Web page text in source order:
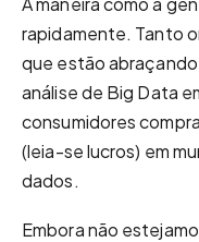
rapidamente. Tanto
que estão
análise de Big Data
consumidores
(leia-se lucros) em
dados.
Embora não